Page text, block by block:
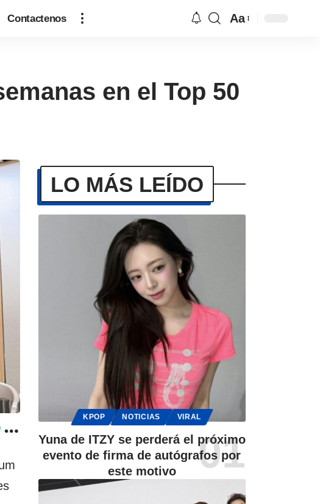
Contactenos Aa
en el Top 50
LO MÁS LEÍDO
KPOP NOTICIAS VIRAL
Yuna de ITZY se perderá el próximo
evento de firma de autógrafos por
este motivo